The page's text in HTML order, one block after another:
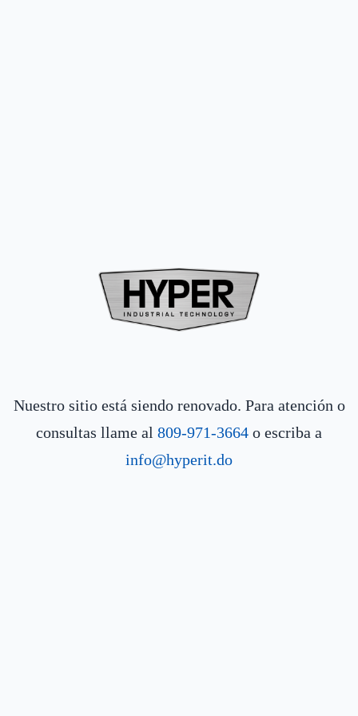
Nuestro sitio está siendo renovado. Para atención o
consultas llame al 809-971-3664 o escriba a
info@hyperit.do